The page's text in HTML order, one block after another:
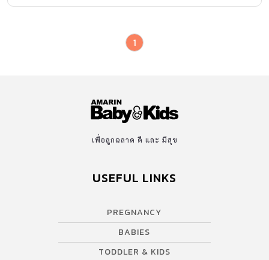
1
เพื่อลูกฉลาด ดี และ มีสุข
USEFUL LINKS
PREGNANCY
BABIES
TODDLER & KIDS